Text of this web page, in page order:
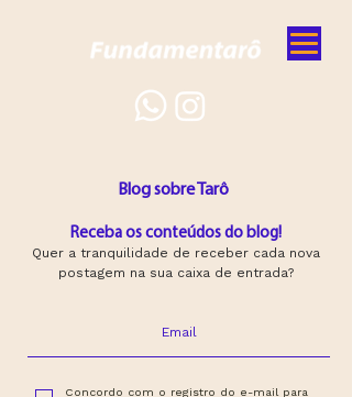
Blog sobre Tarô
Receba os conteúdos do blog!
Quer a tranquilidade de receber cada nova
postagem na sua caixa de entrada?
Concordo com o registro do e-mail para